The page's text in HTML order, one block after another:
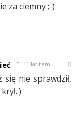
za ciemny ;-)
11 lat temu
nie sprawdził,